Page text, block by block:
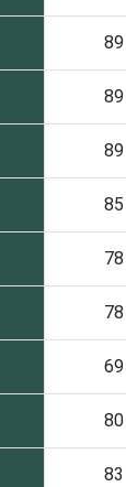
89
89
89
85
78
78
69
80
83